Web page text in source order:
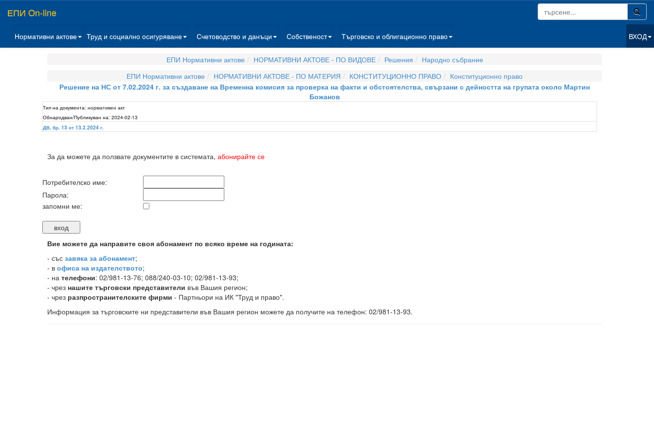
ЕПИ On-line
Нормативни актове Труд и социално осигуряване Счетоводство и данъци Собственост Търговско и облигационно право ВХОД
ЕПИ Нормативни актове НОРМАТИВНИ АКТОВЕ - ПО ВИДОВЕ Решения
Народно събрание
ЕПИ Нормативни актове
НОРМАТИВНИ АКТОВЕ - ПО МАТЕРИЯ КОНСТИТУЦИОННО ПРАВО
Конституционно право
Решение на НС от 7.02.2024 г. за създаване на Временна комисия за проверка на факти и обстоятелства, свързани с дейността на групата около Мартин
Божанов
Тип на документа: нормативен акт
Обнародван/Публикуван на: 2024-02-13
ДВ, бр. 13 от 13.2.2024 г.
За да можете да ползвате документите в системата, абонирайте се
Потребителско име:
Парола:
запомни ме:
Вие можете да направите своя абонамент по всяко време на годината:
- със завяка за абонамент;
- в офиса на издателството;
- на телефони: 02/981-13-76; 088/240-03-10; 02/981-13-93;
- чрез нашите търговски представители във Вашия регион;
- чрез разпространителските фирми - Партньори на ИК "Труд и право".
Информация за търговските ни представители във Вашия регион можете да получите на телефон: 02/981-13-93.